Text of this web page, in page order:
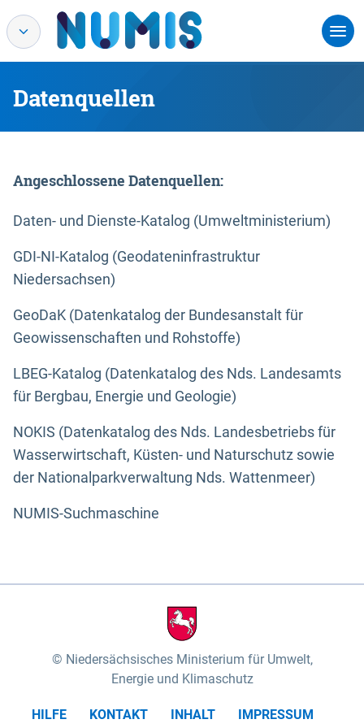
Datenquellen
Angeschlossene Datenquellen:
Daten- und Dienste-Katalog (Umweltministerium)
GDI-NI-Katalog (Geodateninfrastruktur
Niedersachsen)
GeoDaK (Datenkatalog der Bundesanstalt für
Geowissenschaften und Rohstoffe)
LBEG-Katalog (Datenkatalog des Nds. Landesamts
für Bergbau, Energie und Geologie)
NOKIS (Datenkatalog des Nds. Landesbetriebs für
Wasserwirtschaft, Küsten- und Naturschutz sowie
der Nationalparkverwaltung Nds. Wattenmeer)
NUMIS-Suchmaschine
Niedersächsisches Ministerium für Umwelt,
Energie und Klimaschutz
HILFE KONTAKT INHALT
IMPRESSUM